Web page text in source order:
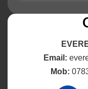
Email:
Mob: